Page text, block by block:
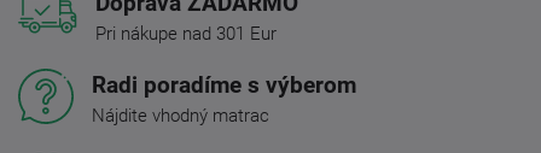
Pri nákupe nad 301 Eur
Radi poradíme s výberom
Nájdite vhodný matrac